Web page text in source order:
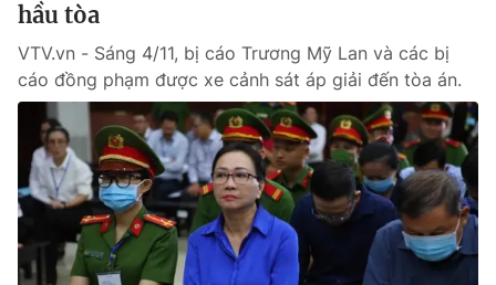
hầu tòa
VTV.vn - Sáng 4/11, bị cáo Trương Mỹ Lan và các bị
cáo đồng phạm được xe cảnh sát áp giải đến tòa án.